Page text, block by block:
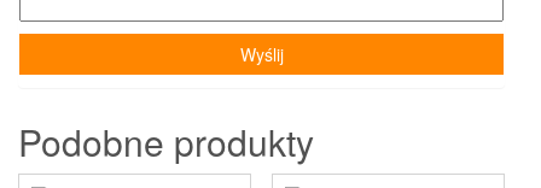
Podobne produkty